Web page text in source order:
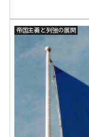
帝国主義と列強の展開